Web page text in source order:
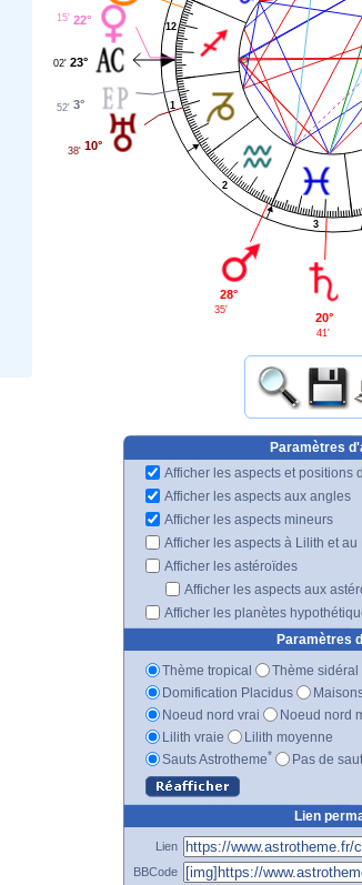
1
2
3
12
22°
15'
23°
02'
3°
52'
10°
38'
28°
35'
20°
41'
Paramètres
Afficher les aspects et positions
Afficher les aspects aux angles
Afficher les aspects mineurs
Afficher les aspects à Lilith et
Afficher les astéroïdes
Afficher les aspects aux
Afficher les planètes
Paramètres
Thème tropical
Thème sidéral
Domification Placidus
Noeud nord vrai
Noeud nord
Lilith vraie
Lilith moyenne
Sauts Astrotheme* Pas de
Lien
Lien
BBCode